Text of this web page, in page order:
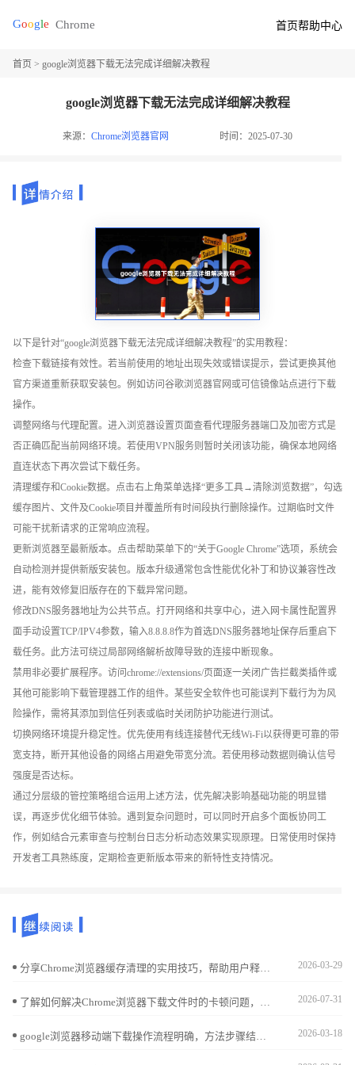
首页帮助中心
首页 > google浏览器下载无法完成详细解决教程
google浏览器下载无法完成详细解决教程
来源：Chrome浏览器官网 时间：2025-07-30
以下是针对“google浏览器下载无法完成详细解决教程”的实用教程：
检查下载链接有效性。若当前使用的地址出现失效或错误提示，尝试更换其他
官方渠道重新获取安装包。例如访问谷歌浏览器官网或可信镜像站点进行下载
操作。
调整网络与代理配置。进入浏览器设置页面查看代理服务器端口及加密方式是
否正确匹配当前网络环境。若使用VPN服务则暂时关闭该功能，确保本地网络
直连状态下再次尝试下载任务。
清理缓存和Cookie数据。点击右上角菜单选择“更多工具→清除浏览数据”，勾选
缓存图片、文件及Cookie项目并覆盖所有时间段执行删除操作。过期临时文件
可能干扰新请求的正常响应流程。
更新浏览器至最新版本。点击帮助菜单下的“关于Google Chrome”选项，系统会
自动检测并提供新版安装包。版本升级通常包含性能优化补丁和协议兼容性改
进，能有效修复旧版存在的下载异常问题。
修改DNS服务器地址为公共节点。打开网络和共享中心，进入网卡属性配置界
面手动设置TCP/IPV4参数，输入8.8.8.8作为首选DNS服务器地址保存后重启下
载任务。此方法可绕过局部网络解析故障导致的连接中断现象。
禁用非必要扩展程序。访问chrome://extensions/页面逐一关闭广告拦截类插件或
其他可能影响下载管理器工作的组件。某些安全软件也可能误判下载行为为风
险操作，需将其添加到信任列表或临时关闭防护功能进行测试。
切换网络环境提升稳定性。优先使用有线连接替代无线Wi-Fi以获得更可靠的带
宽支持，断开其他设备的网络占用避免带宽分流。若使用移动数据则确认信号
强度是否达标。
通过分层级的管控策略组合运用上述方法，优先解决影响基础功能的明显错
误，再逐步优化细节体验。遇到复杂问题时，可以同时开启多个面板协同工
作，例如结合元素审查与控制台日志分析动态效果实现原理。日常使用时保持
开发者工具熟练度，定期检查更新版本带来的新特性支持情况。
分享Chrome浏览器缓存清理的实用技巧，帮助用户释放存储空间，提升浏览器运行速度和稳定性，打造流畅的浏览体验。 2026-03-29
了解如何解决Chrome浏览器下载文件时的卡顿问题，提供有效的优化方法，提升下载速度，确保顺畅的文件获取过程。 2026-07-31
google浏览器移动端下载操作流程明确，方法步骤结合经验提示，帮助用户快速完成下载安装并获得流畅使用体验。 2026-03-18